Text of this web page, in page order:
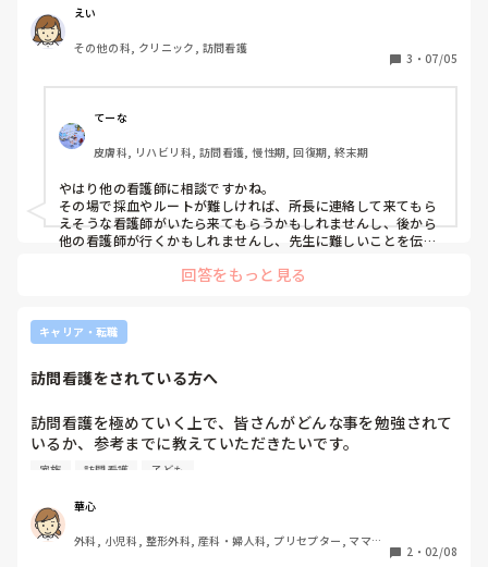
慣れている患者さまなら問題ないのですが、そういった患者
さんの場合、緊張やプレッシャーも感じることもあります。
訪問看護されているみなさんは、そういった場面はあります
えい
その他の科, クリニック, 訪問看護
3 ・ 07/05
てーな
皮膚科, リハビリ科, 訪問看護, 慢性期, 回復期, 終末期
やはり他の看護師に相談ですかね。
その場で採血やルートが難しければ、所長に連絡して来てもら
えそうな看護師がいたら来てもらうかもしれませんし、後から
他の看護師が行くかもしれませんし、先生に難しいことを伝え
めてor久々に行く利用者さんの時は行く前に看護師に相談した
す。私の教訓です😆
回答をもっと見る
キャリア・転職
訪問看護をされている方へ
訪問看護を極めていく上で、皆さんがどんな事を勉強されて
いるか、参考までに教えていただきたいです。
ほとんどの方が家族がいたり、日々の業務に追われていると
実的に難しい点が多くあり、困っています。
特定行為看護師や認定看護師も視野に入れてますが、時間・
金銭面等考えるとなかなか踏み出せません。実際に経験した
家族 訪問看護 子ども
華心
外科, 小児科, 整形外科, 産科・婦人科, プリセプター, ママナ
2 ・ 02/08